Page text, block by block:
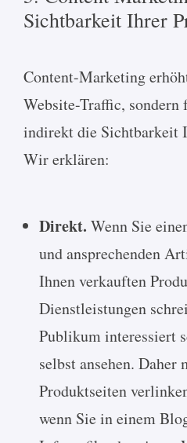
Sichtbarkeit Ihrer
Content-Marketing
Website-Traffic,
indirekt die Sichtbarkeit
Wir erklären:
Direkt. Wenn Sie
und ansprechenden
Ihnen verkauften
Dienstleistungen
Publikum interessiert
selbst ansehen. Daher
Produktseiten
wenn Sie in einem